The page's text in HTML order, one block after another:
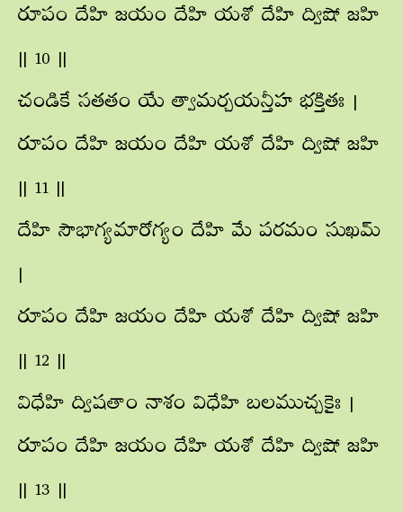
రూపం దేహి జయం దేహి యశో దేహి ద్విషో జహి
|| 10 ||
చండికే సతతం యే త్వామర్చయన్తీహ భక్తితః |
రూపం దేహి జయం దేహి యశో దేహి ద్విషో జహి
|| 11 ||
దేహి సౌభాగ్యమారోగ్యం దేహి మే పరమం సుఖమ్
|
రూపం దేహి జయం దేహి యశో దేహి ద్విషో జహి
|| 12 ||
విధేహి ద్విషతాం నాశం విధేహి బలముచ్చకైః |
రూపం దేహి జయం దేహి యశో దేహి ద్విషో జహి
|| 13 ||